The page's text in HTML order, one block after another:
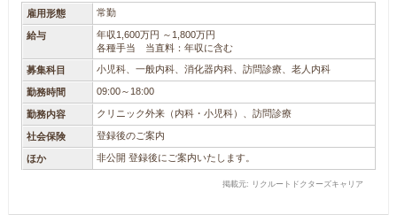
雇用形態 常勤
給与
年収1,600万円 ～1,800万円
各種手当 当直料：年収に含む
募集科目 小児科、一般内科、消化器内科、訪問診療、老人内科
勤務時間 09:00～18:00
勤務内容 クリニック外来（内科・小児科）、訪問診療
社会保険 登録後のご案内
ほか 非公開 登録後にご案内いたします。
掲載元: リクルートドクターズキャリア